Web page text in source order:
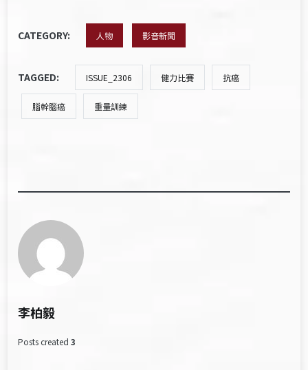
CATEGORY: 人物 影音新聞
TAGGED: ISSUE_2306 健力比賽 抗癌
腦幹腦癌 重量訓練
李柏毅
Posts created 3